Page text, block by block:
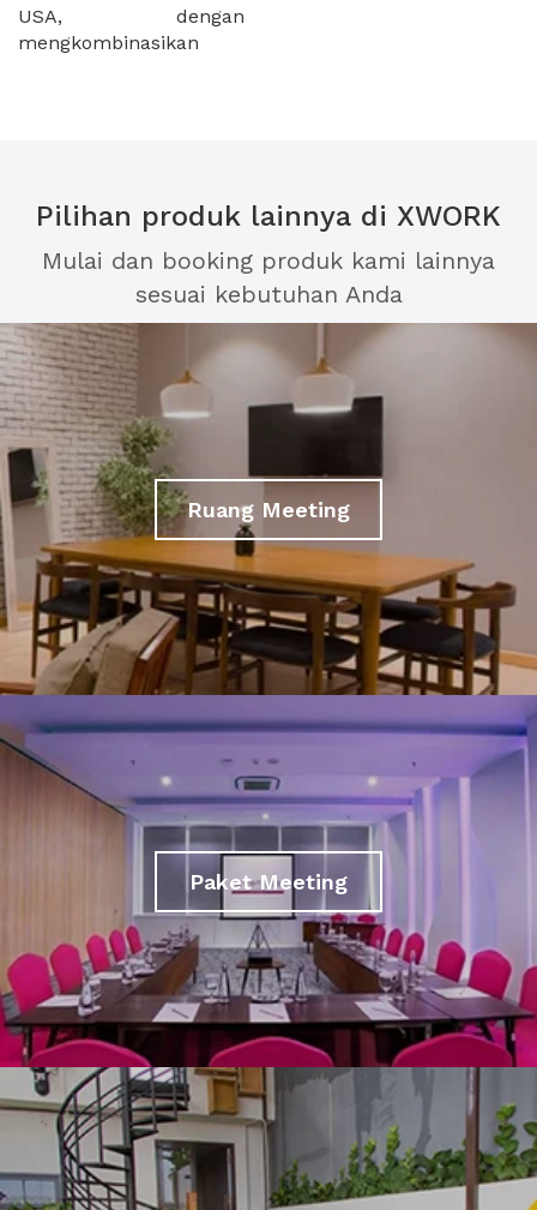
USA, dengan
mengkombinasikan
Pilihan produk lainnya di XWORK
Mulai dan booking produk kami lainnya
sesuai kebutuhan Anda
Ruang Meeting
Paket Meeting